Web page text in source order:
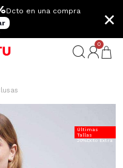
Dcto en una compra
×
0
Últimas
Tallas
20%Dcto Extra